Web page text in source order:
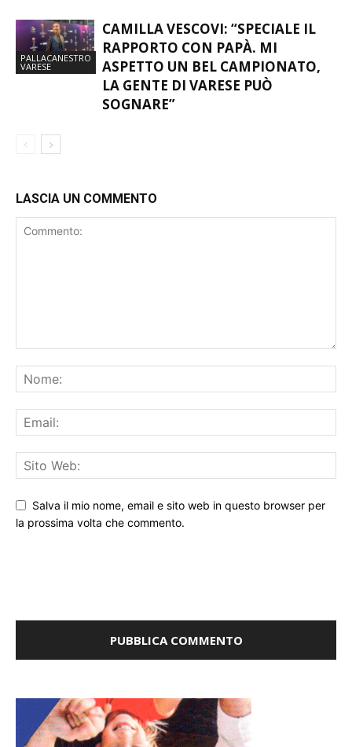
PALLACANESTRO
VARESE
CAMILLA VESCOVI: “SPECIALE IL
RAPPORTO CON PAPÀ. MI
ASPETTO UN BEL CAMPIONATO,
LA GENTE DI VARESE PUÒ
SOGNARE”
LASCIA UN COMMENTO
Salva il mio nome, email e sito web in questo browser per
la prossima volta che commento.